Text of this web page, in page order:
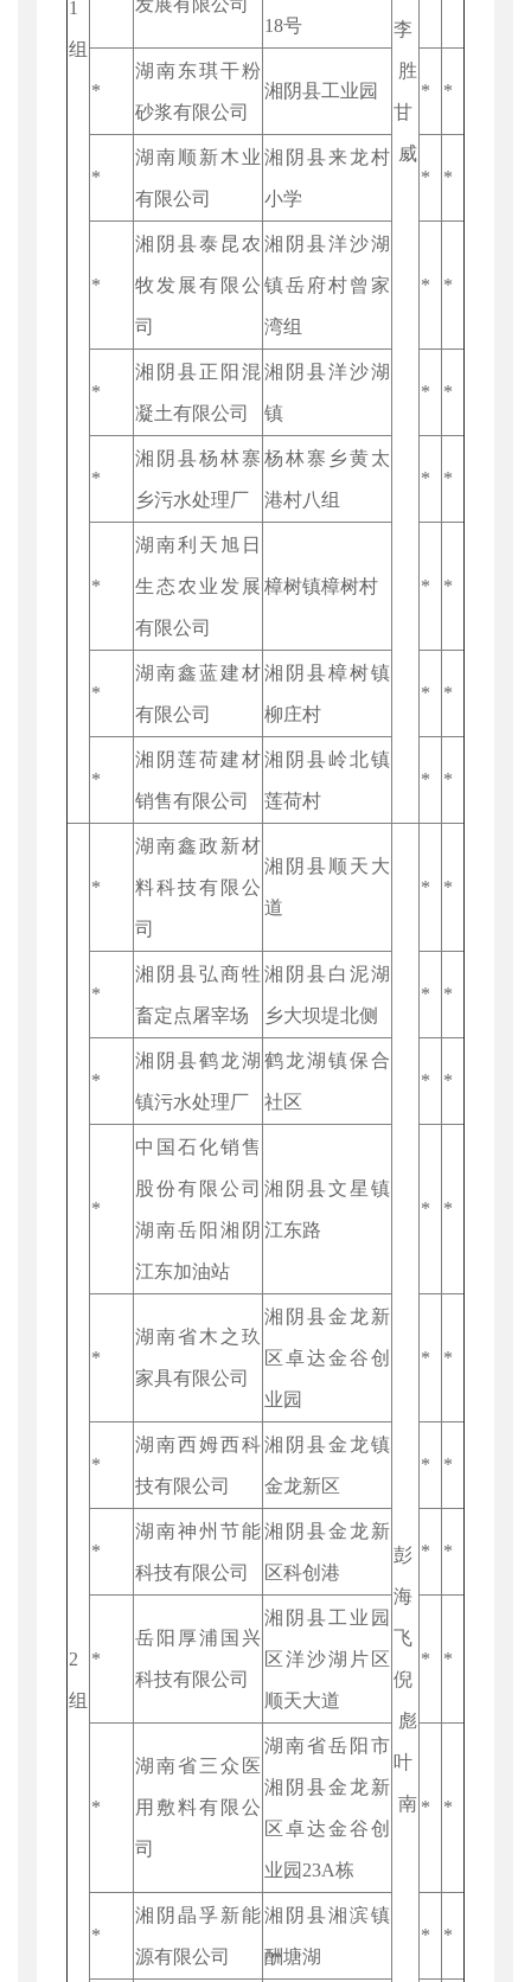
1
组
李
胜
甘
威
发展有限公司
18号
*
湖南东琪干粉
砂浆有限公司
湘阴县工业园 * *
*
湖南顺新木业
有限公司
湘阴县来龙村
小学
* *
*
湘阴县泰昆农
牧发展有限公
司
湘阴县洋沙湖
镇岳府村曾家
湾组
* *
*
湘阴县正阳混
凝土有限公司
湘阴县洋沙湖
镇
* *
*
湘阴县杨林寨
乡污水处理厂
杨林寨乡黄太
港村八组
* *
*
湖南利天旭日
生态农业发展
有限公司
樟树镇樟树村 * *
*
湖南鑫蓝建材
有限公司
湘阴县樟树镇
柳庄村
* *
*
湘阴莲荷建材
销售有限公司
湘阴县岭北镇
莲荷村
* *
2
组
*
湖南鑫政新材
料科技有限公
司
湘阴县顺天大
道
彭
海
飞
倪
彪
叶
南
* *
*
湘阴县弘商牲
畜定点屠宰场
湘阴县白泥湖
乡大坝堤北侧
* *
*
湘阴县鹤龙湖
镇污水处理厂
鹤龙湖镇保合
社区
* *
*
中国石化销售
股份有限公司
湖南岳阳湘阴
江东加油站
湘阴县文星镇
江东路
* *
*
湖南省木之玖
家具有限公司
湘阴县金龙新
区卓达金谷创
业园
* *
*
湖南西姆西科
技有限公司
湘阴县金龙镇
金龙新区
* *
*
湖南神州节能
科技有限公司
湘阴县金龙新
区科创港
* *
*
岳阳厚浦国兴
科技有限公司
湘阴县工业园
区洋沙湖片区
顺天大道
* *
*
湖南省三众医
用敷料有限公
司
湖南省岳阳市
湘阴县金龙新
区卓达金谷创
业园23A栋
* *
*
湘阴晶孚新能
源有限公司
湘阴县湘滨镇
酬塘湖
* *